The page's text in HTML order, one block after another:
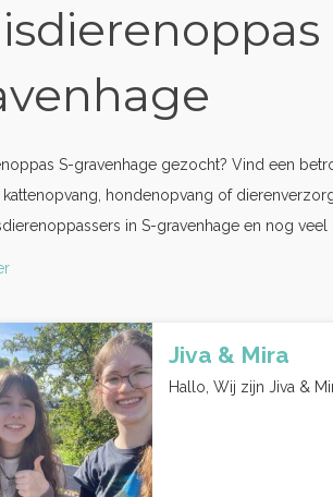
S-gravenhage gezocht? Vind een
kattenopvang, hondenopvang of
in S-gravenhage en nog
Jiva & Mira
Hallo, Wij zijn Jiva &